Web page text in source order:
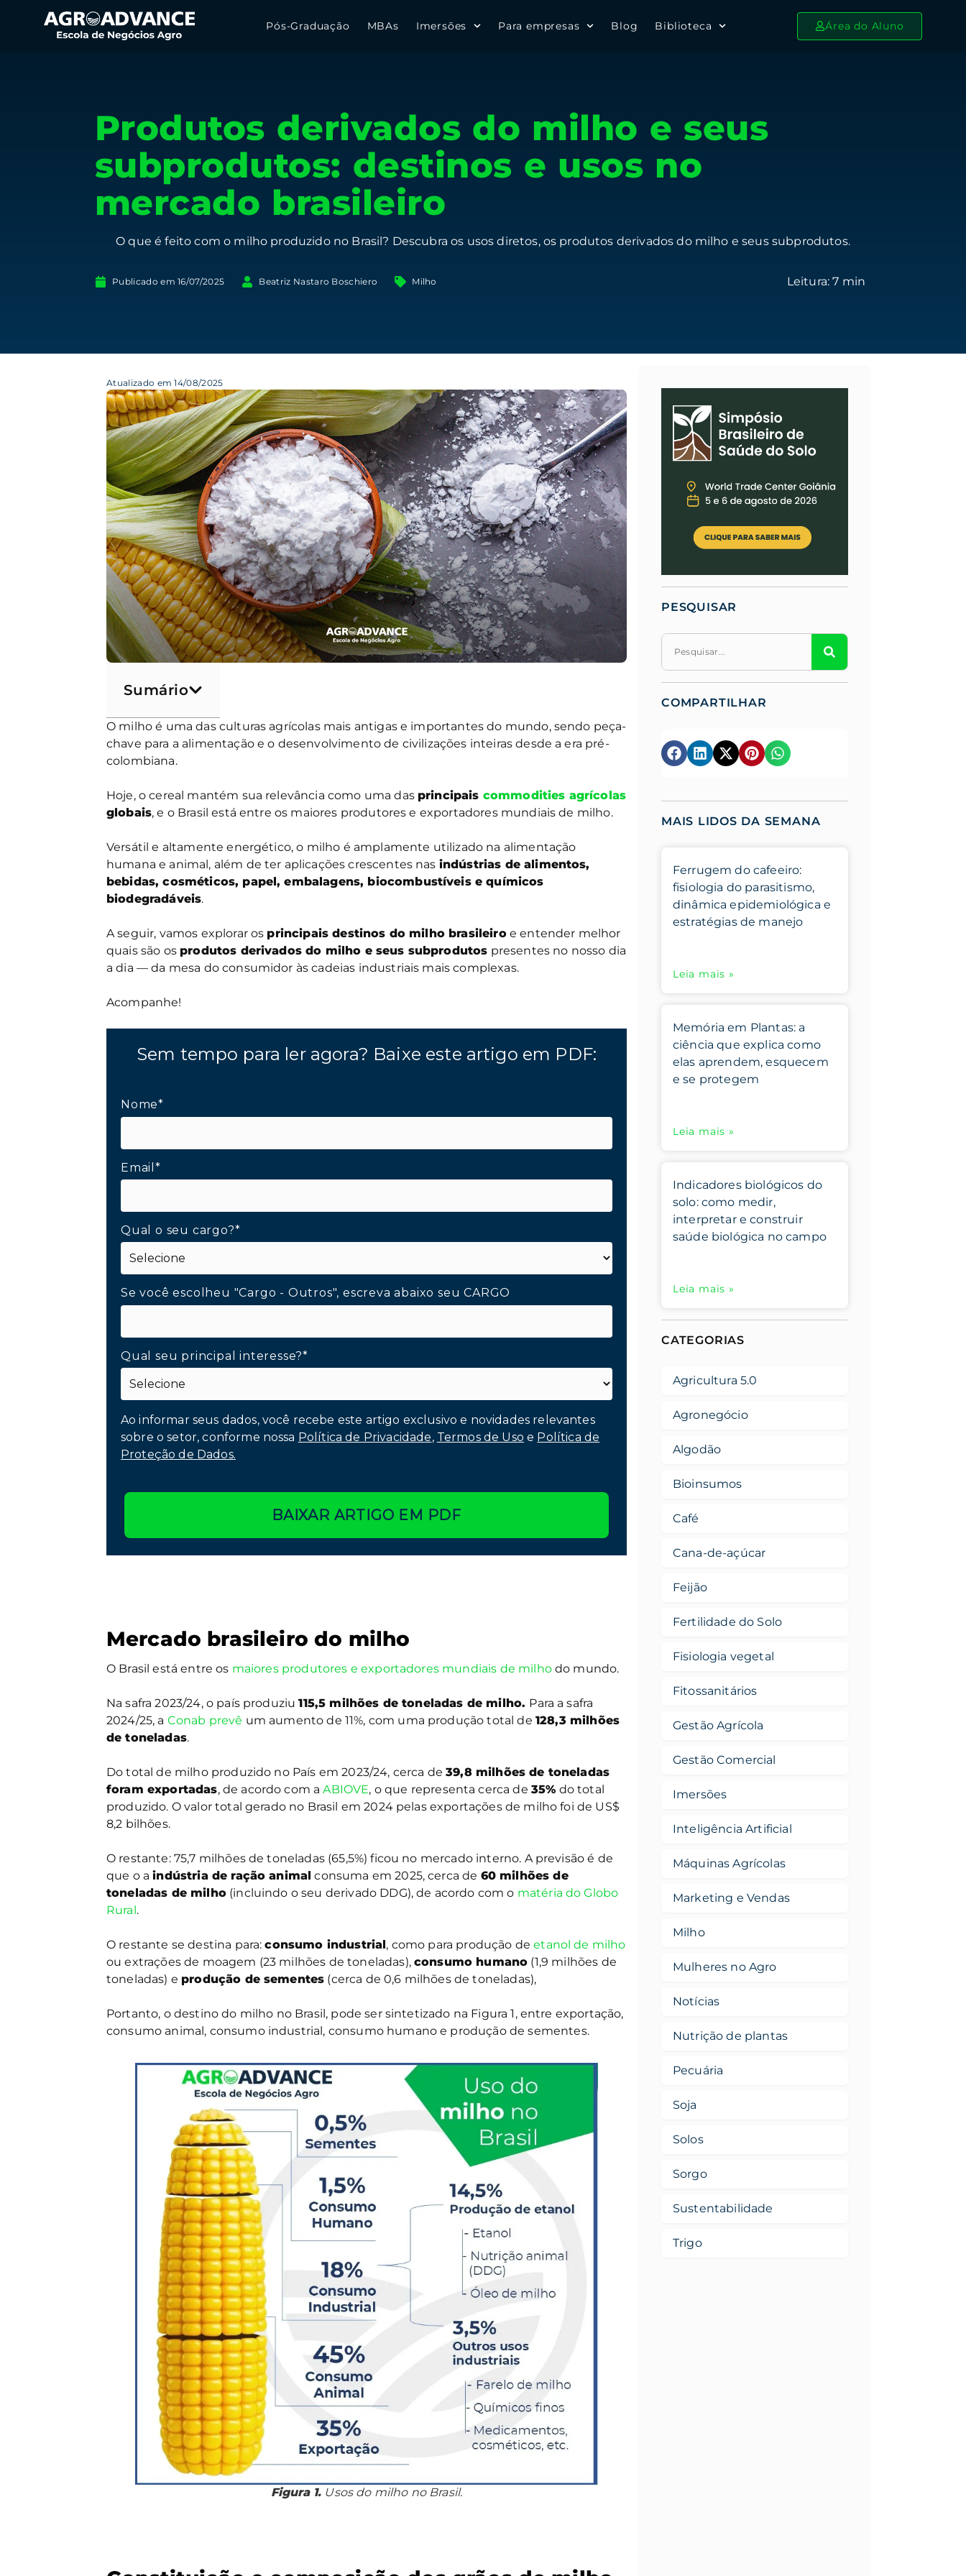
Pós-Graduação MBAs Imersões Para empresas Blog Biblioteca Área do Aluno
Produtos derivados do milho e seus
subprodutos: destinos e usos no
mercado brasileiro
O que é feito com o milho produzido no Brasil? Descubra os usos diretos, os produtos derivados do milho e seus subprodutos.
Publicado em 16/07/2025 Beatriz Nastaro Boschiero Milho
Atualizado em 14/08/2025
Sumário
O milho é uma das culturas agrícolas mais antigas e importantes do mundo, sendo peça-
chave para a alimentação e o desenvolvimento de civilizações inteiras desde a era pré-
colombiana.
Hoje, o cereal mantém sua relevância como uma das principais commodities agrícolas
globais, e o Brasil está entre os maiores produtores e exportadores mundiais de milho.
Versátil e altamente energético, o milho é amplamente utilizado na alimentação
humana e animal, além de ter aplicações crescentes nas indústrias de alimentos,
bebidas, cosméticos, papel, embalagens, biocombustíveis e químicos
biodegradáveis.
A seguir, vamos explorar os principais destinos do milho brasileiroe entender melhor
quais são os produtos derivados do milho e seus subprodutos presentes no nosso dia
a dia — da mesa do consumidor às cadeias industriais mais complexas.
Acompanhe!
Sem tempo para ler agora? Baixe este artigo em PDF:
Nome*
Email*
Qual o seu cargo?*
Se você escolheu "Cargo - Outros", escreva abaixo seu CARGO
Qual seu principal interesse?*
Ao informar seus dados, você recebe este artigo exclusivo e novidades relevantes
sobre o setor, conforme nossa Política de Privacidade, Termos de Uso e Política de
Proteção de Dados.
BAIXAR ARTIGO EM PDF
Mercado brasileiro do milho
O Brasil está entre os maiores produtores e exportadores mundiais de milhodo mundo.
Na safra 2023/24, o país produziu115,5 milhões de toneladas de milho. Para a safra
2024/25, a Conab prevê um aumento de 11%, com uma produção total de 128,3 milhões
de toneladas.
Do total de milho produzido no País em 2023/24, cerca de39,8 milhões de toneladas
foram exportadas, de acordo com aABIOVE, o que representa cerca de 35% do total
produzido. O valor total gerado no Brasil em 2024 pelas exportações de milho foi de US$
8,2 bilhões.
O restante: 75,7 milhões de toneladas (65,5%) ficou no mercado interno. A previsão é de
que o aindústria de ração animal consuma em 2025, cerca de 60 milhões de
toneladas de milho(incluindo o seu derivado DDG), de acordo com o matéria do Globo
Rural .
O restante se destina para:consumo industrial, como para produção deetanol de milho
ou extrações de moagem (23 milhões de toneladas),consumo humano (1,9 milhões de
toneladas) e produção de sementes (cerca de 0,6 milhões de toneladas),
Portanto, o destino do milho no Brasil, pode ser sintetizado na Figura 1, entre exportação,
consumo animal, consumo industrial, consumo humano e produção de sementes.
Figura 1. Usos do milho no Brasil.
PESQUISAR
COMPARTILHAR
MAIS LIDOS DA SEMANA
Ferrugem do cafeeiro:
fisiologia do parasitismo,
dinâmica epidemiológica e
estratégias de manejo
Leia mais »
Memória em Plantas: a
ciência que explica como
elas aprendem, esquecem
e se protegem
Leia mais »
Indicadores biológicos do
solo: como medir,
interpretar e construir
saúde biológica no campo
Leia mais »
CATEGORIAS
Agricultura 5.0
Agronegócio
Algodão
Bioinsumos
Café
Cana-de-açúcar
Feijão
Fertilidade do Solo
Fisiologia vegetal
Fitossanitários
Gestão Agrícola
Gestão Comercial
Imersões
Inteligência Artificial
Máquinas Agrícolas
Marketing e Vendas
Milho
Mulheres no Agro
Notícias
Nutrição de plantas
Pecuária
Soja
Solos
Sorgo
Sustentabilidade
Trigo